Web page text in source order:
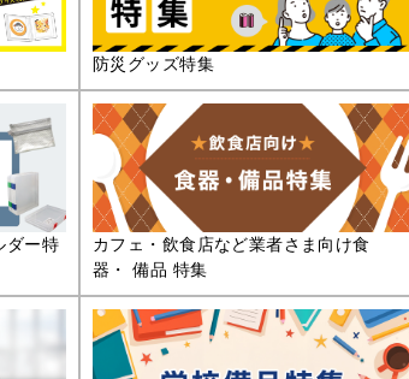
防災グッズ特集
ダー特
カフェ・飲食店など業者さま向け食
器・ 備品 特集